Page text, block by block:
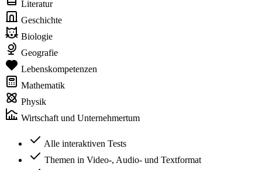
Literatur
Geschichte
Biologie
Geografie
Lebenskompetenzen
Mathematik
Physik
Wirtschaft und Unternehmertum
Alle interaktiven Tests
Themen in Video-, Audio- und Textformat